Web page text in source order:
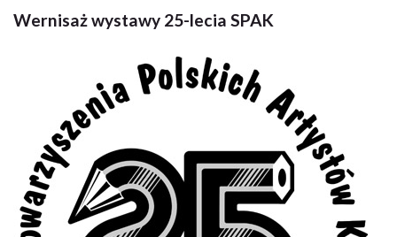
Wernisaż wystawy 25-lecia SPAK